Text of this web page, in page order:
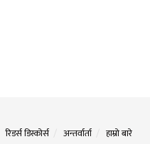
रिडर्स डिस्कोर्स अन्तर्वार्ता हाम्रो बारे